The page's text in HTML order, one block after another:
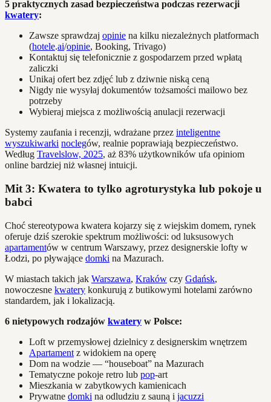
5 praktycznych zasad bezpieczeństwa podczas rezerwacji
kwatery:
Zawsze sprawdzaj opinie na kilku niezależnych platformach
(hotele.ai/opinie, Booking, Trivago)
Kontaktuj się telefonicznie z gospodarzem przed wpłatą
zaliczki
Unikaj ofert bez zdjęć lub z dziwnie niską ceną
Nigdy nie wysyłaj dokumentów tożsamości mailowo bez
potrzeby
Wybieraj miejsca z możliwością anulacji rezerwacji
Systemy zaufania i recenzji, wdrażane przez inteligentne
wyszukiwarki noclegów, realnie poprawiają bezpieczeństwo.
Według Travelslow, 2025, aż 83% użytkowników ufa opiniom
online bardziej niż własnej intuicji.
Mit 3: Kwatera to tylko agroturystyka lub pokoje u
babci
Choć stereotypowa kwatera kojarzy się z wiejskim domem, rynek
oferuje dziś szerokie spektrum możliwości: od luksusowych
apartamentów w centrum Warszawy, przez designerskie lofty w
Łodzi, po pływające domki na Mazurach.
W miastach takich jak Warszawa, Kraków czy Gdańsk,
nowoczesne kwatery konkurują z butikowymi hotelami zarówno
standardem, jak i lokalizacją.
6 nietypowych rodzajów kwatery w Polsce:
Loft w przemysłowej dzielnicy z designerskim wnętrzem
Apartament z widokiem na operę
Dom na wodzie — “houseboat” na Mazurach
Tematyczne pokoje retro lub pop-art
Mieszkania w zabytkowych kamienicach
Prywatne domki na odludziu z sauną i jacuzzi